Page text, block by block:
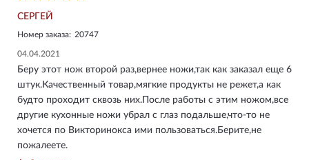
СЕРГЕЙ
Номер заказа: 20747
04.04.2021
Беру этот нож второй раз,вернее ножи,так как заказал еще 6
штук.Качественный товар,мягкие продукты не режет,а как
будто проходит сквозь них.После работы с этим ножом,все
другие кухонные ножи убрал с глаз подальше,что-то не
хочется по Викторинокса ими пользоваться.Берите,не
пожалеете.